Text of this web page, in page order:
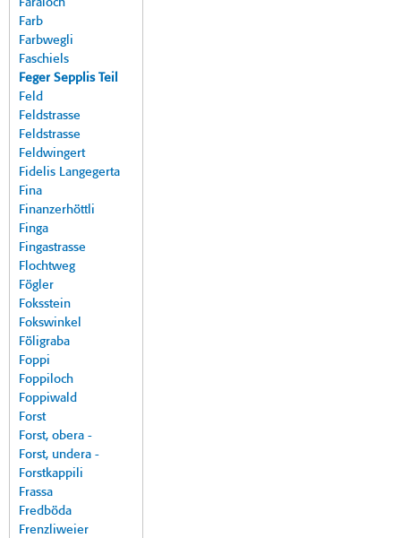
Faraloch
Farb
Farbwegli
Faschiels
Feger Sepplis Teil
Feld
Feldstrasse
Feldstrasse
Feldwingert
Fidelis Langegerta
Fina
Finanzerhöttli
Finga
Fingastrasse
Flochtweg
Fögler
Foksstein
Fokswinkel
Föligraba
Foppi
Foppiloch
Foppiwald
Forst
Forst, obera -
Forst, undera -
Forstkappili
Frassa
Fredböda
Frenzliweier